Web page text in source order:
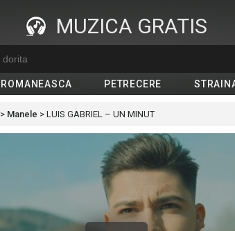
MUZICA GRATIS
ROMANEASCA PETRECERE
> Manele > LUIS GABRIEL – UN MINUT